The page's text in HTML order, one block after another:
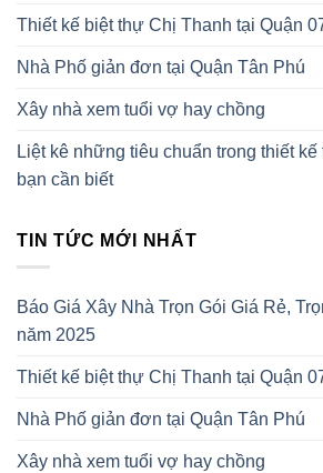
Thiết kế biệt thự Chị Thanh tại Quận
Nhà Phố giản đơn tại Quận Tân Phú
Xây nhà xem tuổi vợ hay chồng
Liệt kê những tiêu chuẩn trong thiết
bạn cần biết
TIN TỨC MỚI NHẤT
Báo Giá Xây Nhà Trọn Gói Giá Rẻ,
năm 2025
Thiết kế biệt thự Chị Thanh tại Quận
Nhà Phố giản đơn tại Quận Tân Phú
Xây nhà xem tuổi vợ hay chồng